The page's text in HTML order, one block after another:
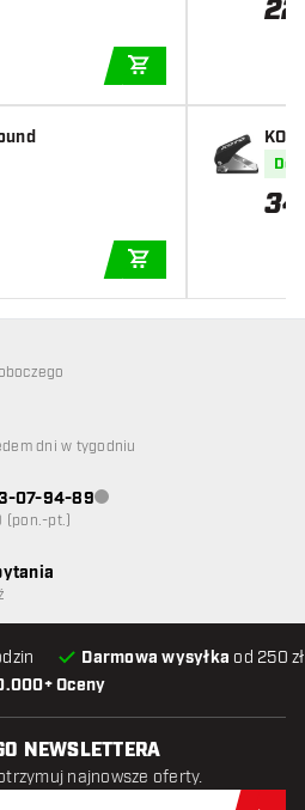
22
34
Oceny
Darmowa wysyłka od 250
klienta niedostępna
dni w tygodniu
07-94-89Obsługa klienta niedostępna
(pon.-pt.)
NEWSLETTERA
najnowsze oferty.